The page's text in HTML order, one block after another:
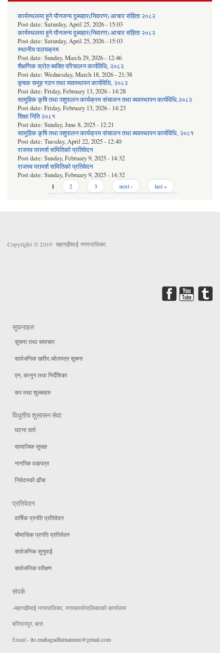
कार्यस्थलमा हुने यौनजन्य दुब्यहार(निवारण) आचार संहिता २०८२
Post date: Saturday, April 25, 2026 - 15:03
कार्यस्थलमा हुने यौनजन्य दुब्यहार(निवारण) आचार संहिता २०८२
Post date: Saturday, April 25, 2026 - 15:03
स्थानीय पाठयक्रम
Post date: Sunday, March 29, 2026 - 12:46
शैक्षणिक स्रोत ब्यक्ति परिचालन कार्यविधि, २०८२
Post date: Wednesday, March 18, 2026 - 21:38
कृषक समूह गठन तथा व्यवस्थापन कार्यविधि, २०८२
Post date: Friday, February 13, 2026 - 14:28
सामुहिक कृषि तथा पशुपालन कार्यक्रम संचालन तथा ब्यवस्थापन कार्यविधि,२०८२
Post date: Friday, February 13, 2026 - 14:23
शिक्षा निति २०८१
Post date: Sunday, June 8, 2025 - 12:21
सामुहिक कृषि तथा पशुपालन कार्यक्रम संचालन तथा ब्यवस्थापन कार्यविधि, २०८१
Post date: Tuesday, April 22, 2025 - 12:40
राजस्व परामर्श समितिको प्रतिवेदन
Post date: Sunday, February 9, 2025 - 14:32
राजस्व परामर्श समितिको प्रतिवेदन
Post date: Sunday, February 9, 2025 - 14:32
1 2 3 next › last »
Copyright © 2019 महागढीमाई नगरपालिका.
सूचनाहरु
सूचना तथा समाचार
सार्वजनिक खरीद /बोलपत्र सूचना
एन, कानुन तथा निर्देशिका
कर तथा शुल्कहरु
विधुतीय शुसासन सेवा
घटना दर्ता
सामाजिक सुरक्षा
नागरिक वडापत्र
निवेदनको ढाँचा
प्रतिवेदन
वार्षिक प्रगति प्रतिवेदन
चौमासिक प्रगति प्रतिवेदन
सार्वजनिक सुनुवाई
सार्वजनिक परीक्षण
संपर्क
-महागढीमाई नगरपालिका, नगरकार्यापालिकाको कार्यालय
बरियारपुर, बारा
Email:-ito.mahagadhimaimun@gmail.com